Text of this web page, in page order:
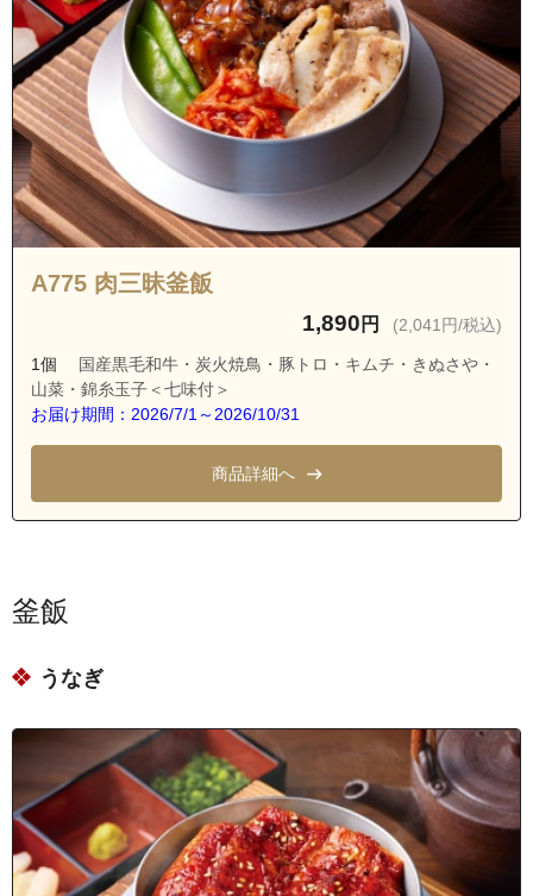
埼玉県川越市今泉
埼玉県川越市萱沼
埼玉県川越市久下戸
埼玉県川越市熊野町
埼玉県川越市渋井
埼玉県川越市清水町
埼玉県川越市下松原
埼玉県川越市砂新田５丁目
埼玉県川越市砂新田６丁目
埼玉県川越市砂新田
埼玉県川越市寺尾
埼玉県川越市藤原町
埼玉県富士見市東大久保
埼玉県ふじみ野市水宮
埼玉県ふじみ野市福岡
埼玉県ふじみ野市福岡新田
埼玉県ふじみ野市谷田１丁目
A775 肉三昧釜飯
1,890 円 (2,041円/税込)
1個
国産黒毛和牛・炭火焼鳥・豚トロ・キムチ・きぬさや・
山菜・錦糸玉子＜七味付＞
お届け期間：2026/7/1～2026/10/31
商品詳細へ
釜飯
うなぎ